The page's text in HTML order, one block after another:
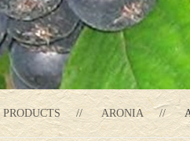
PRODUCTS ARONIA